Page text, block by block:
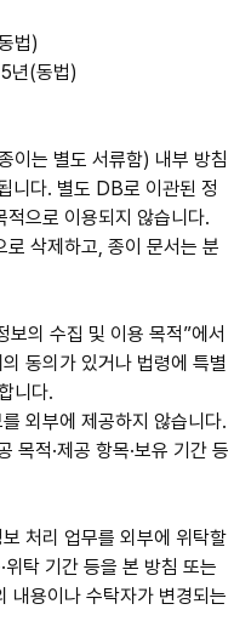
법)
년(동법)
이는 별도 서류함) 내부 방침
니다. 별도 DB로 이관된 정
으로 이용되지 않습니다.
삭제하고, 종이 문서는 분
의 수집 및 이용 목적”에서
동의가 있거나 법령에 특별
니다.
외부에 제공하지 않습니다.
목적·제공 항목·보유 기간 등
처리 업무를 외부에 위탁할
위탁 기간 등을 본 방침 또는
내용이나 수탁자가 변경되는